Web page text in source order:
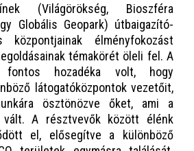
(Világörökség, Bioszféra
Globális Geopark) útbaigazító-
élményfokozást
témakörét öleli fel. A
fontos hozadéka volt, hogy
látogatóközpontok vezetőit,
ösztönözve őket, ami a
A résztvevők között élénk
el, elősegítve a különböző